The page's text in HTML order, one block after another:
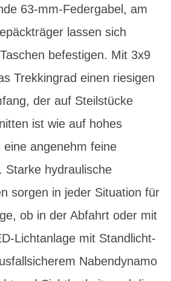
63-mm-Federgabel, am
lassen sich
befestigen. Mit 3x9
Trekkingrad einen riesigen
der auf Steilstücke
ist wie auf hohes
eine angenehm feine
Starke hydraulische
sorgen in jeder Situation für
ob in der Abfahrt oder mit
Lichtanlage mit Standlicht-
Nabendynamo